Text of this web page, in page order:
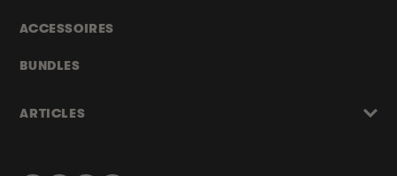
ACCESSOIRES
BUNDLES
ARTICLES